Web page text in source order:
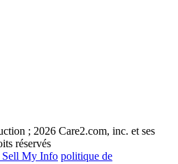
; 2026 Care2.com, inc. et ses
réservés
My Info politique de